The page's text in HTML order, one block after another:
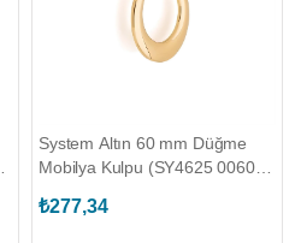
System Altın 60 mm Düğme
Mobilya Kulpu (SY4625 0060
₺277,34